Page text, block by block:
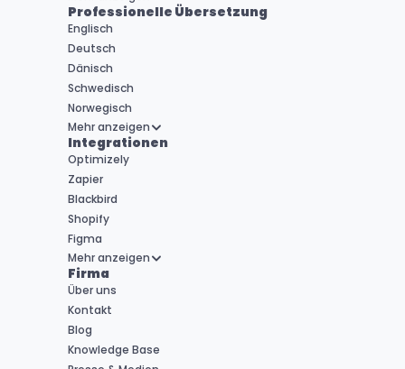
Professionelle Übersetzung
Englisch
Deutsch
Dänisch
Schwedisch
Norwegisch
Mehr anzeigen
Integrationen
Optimizely
Zapier
Blackbird
Shopify
Figma
Mehr anzeigen
Firma
Über uns
Kontakt
Blog
Knowledge Base